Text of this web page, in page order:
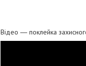
Відео ― поклейка